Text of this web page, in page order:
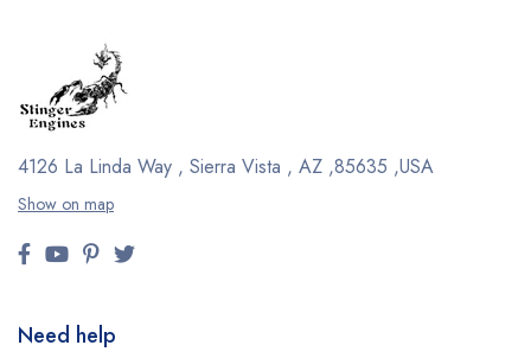
4126 La Linda Way , Sierra Vista , AZ ,85635 ,USA
Show on map
Need help